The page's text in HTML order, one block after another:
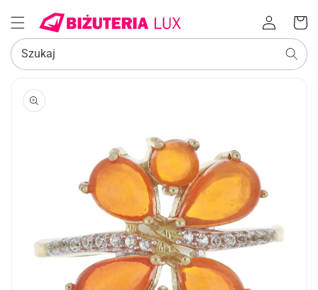
Zaloguj
się
Koszyk
Szukaj
POMIŃ, ABY
PRZEJŚĆ
INFORMACJI